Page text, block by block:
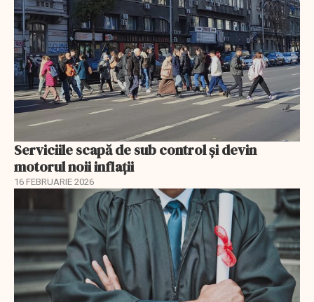
Serviciile scapă de sub control și devin
motorul noii inflații
16 FEBRUARIE 2026